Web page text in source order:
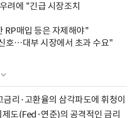
려에 "긴급 시장조치
RP매입 등은 자제해야"
호…대부 시장에서 초과 수요"
리·고환율의 삼각파도에 휘청이
도(Fed·연준)의 공격적인 금리